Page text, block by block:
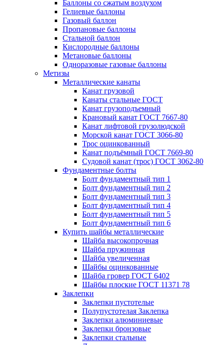
Баллоны со сжатым воздухом
Гелиевые баллоны
Газовый баллон
Пропановые баллоны
Стальной баллон
Кислородные баллоны
Метановые баллоны
Одноразовые газовые баллоны
Метизы
Металлические канаты
Канат грузовой
Канаты стальные ГОСТ
Канат грузоподъемный
Крановый канат ГОСТ 7667-80
Канат лифтовой грузолюдской
Морской канат ГОСТ 3066-80
Трос оцинкованный
Канат подъёмный ГОСТ 7669-80
Судовой канат (трос) ГОСТ 3062-80
Фундаментные болты
Болт фундаментный тип 1
Болт фундаментный тип 2
Болт фундаментный тип 3
Болт фундаментный тип 4
Болт фундаментный тип 5
Болт фундаментный тип 6
Купить шайбы металлические
Шайба высокопрочная
Шайба пружинная
Шайба увеличенная
Шайбы оцинкованные
Шайба гровер ГОСТ 6402
Шайбы плоские ГОСТ 11371 78
Заклепки
Заклепки пустотелые
Полупустотелая Заклепка
Заклепки алюминиевые
Заклепки бронзовые
Заклепки стальные